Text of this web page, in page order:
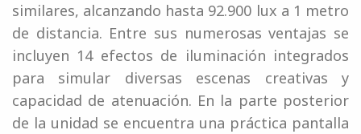
similares, alcanzando hasta 92.900 lux a 1 metro
de distancia. Entre sus numerosas ventajas se
incluyen 14 efectos de iluminación integrados
para simular diversas escenas creativas y
capacidad de atenuación. En la parte posterior
de la unidad se encuentra una práctica pantalla